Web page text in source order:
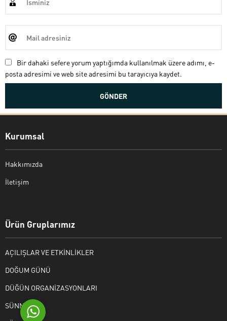
Bir dahaki sefere yorum yaptığımda kullanılmak üzere adımı, e-
posta adresimi ve web site adresimi bu tarayıcıya kaydet.
Kurumsal
Hakkımızda
İletişim
Ürün Gruplarımız
AÇILIŞLAR VE ETKİNLİKLER
DOĞUM GÜNÜ
DÜĞÜN ORGANİZASYONLARI
SÜNNET